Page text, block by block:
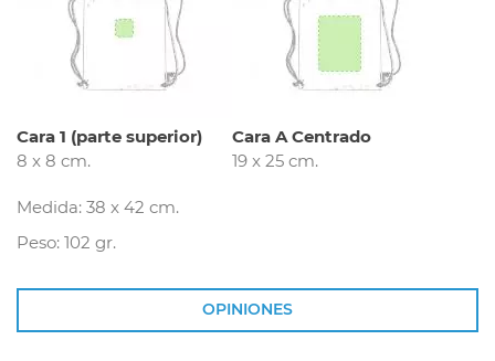
Cara 1 (parte superior)
8 x 8 cm.
Cara A Centrado
19 x 25 cm.
Medida: 38 x 42 cm.
Peso: 102 gr.
OPINIONES